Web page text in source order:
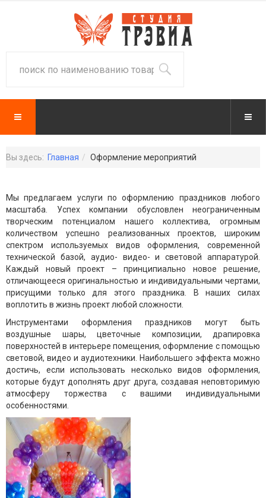
Вы здесь: Главная Оформление мероприятий
Мы предлагаем услуги по оформлению праздников любого
масштаба. Успех компании обусловлен неограниченным
творческим потенциалом нашего коллектива, огромным
количеством успешно реализованных проектов, широким
спектром используемых видов оформления, современной
технической базой, аудио- видео- и световой аппаратурой.
Каждый новый проект – принципиально новое решение,
отличающееся оригинальностью и индивидуальными чертами,
присущими только для этого праздника. В наших силах
воплотить в жизнь проект любой сложности.
Инструментами оформления праздников могут быть
воздушные шары, цветочные композиции, драпировка
поверхностей в интерьере помещения, оформление с помощью
световой, видео и аудиотехники. Наибольшего эффекта можно
достичь, если использовать несколько видов оформления,
которые будут дополнять друг друга, создавая неповторимую
атмосферу торжества с вашими индивидуальными
особенностями.